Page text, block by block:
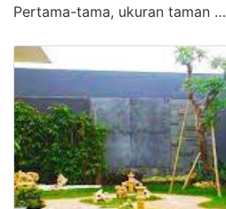
Pertama-tama, ukuran taman …